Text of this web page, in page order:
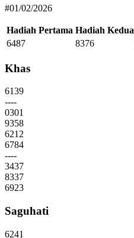
#01/02/2026
Hadiah Pertama Hadiah Kedua
6487
8376
Khas
6139
----
0301
9358
6212
6784
----
3437
8337
6923
Saguhati
6241